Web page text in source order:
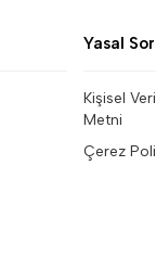
Yasal
Kişisel
Metni
Çerez